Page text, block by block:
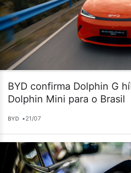
BYD confirma Dolphin G
Dolphin Mini para o Brasil
BYD •21/07